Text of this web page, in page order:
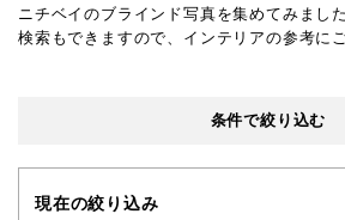
ニチベイのブラインド写真を集めてみました
検索もできますので、インテリアの参考に
条件で絞り込む
現在の絞り込み